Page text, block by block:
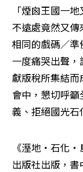
「煙囪王國一
不遠處竟然又傳
相同的戲碼／準
一度痛哭出聲
獻版稅所集結
會中，懇切呼
義、拒絕國光石
《溼地‧石化‧
出版社出版，